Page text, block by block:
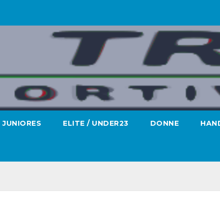
JUNIORES ELITE / UNDER23 DONNE